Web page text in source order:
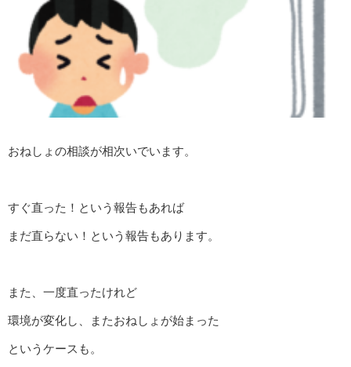
おねしょの相談が相次いでいます。
すぐ直った！という報告もあれば
まだ直らない！という報告もあります。
また、一度直ったけれど
環境が変化し、またおねしょが始まった
というケースも。